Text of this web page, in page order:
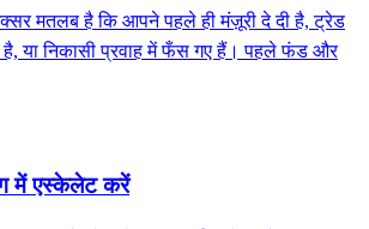
मतलब है कि आपने पहले ही मंज़ूरी दे दी है, ट्रेड
है, या निकासी प्रवाह में फँस गए हैं। पहले फंड और
में एस्केलेट करें